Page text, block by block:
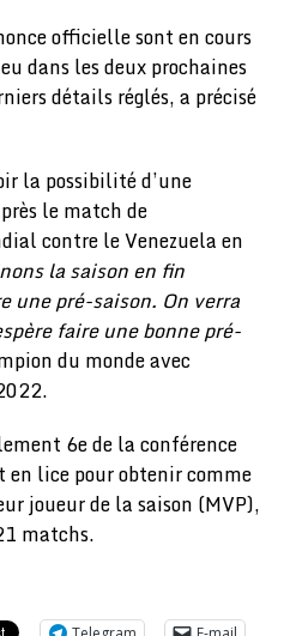
officielle sont en cours
dans les deux prochaines
détails réglés, a précisé
la possibilité d’une
le match de
contre le Venezuela en
la saison en fin
une pré-saison. On verra
faire une bonne pré-
du monde avec
6e de la conférence
en lice pour obtenir comme
joueur de la saison (MVP),
matchs.